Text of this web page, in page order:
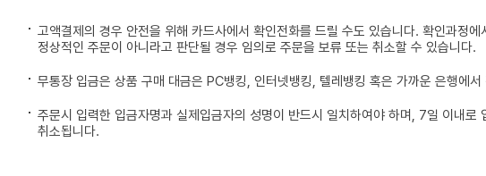
고액결제의 경우 안전을 위해 카드사에서 확인전화를 드릴 수도 있습니다. 확인과정
정상적인 주문이 아니라고 판단될 경우 임의로 주문을 보류 또는 취소할 수 있습니다.
무통장 입금은 상품 구매 대금은 PC뱅킹, 인터넷뱅킹, 텔레뱅킹 혹은 가까운 은행에
주문시 입력한 입금자명과 실제입금자의 성명이 반드시 일치하여야 하며, 7일 이내로
취소됩니다.